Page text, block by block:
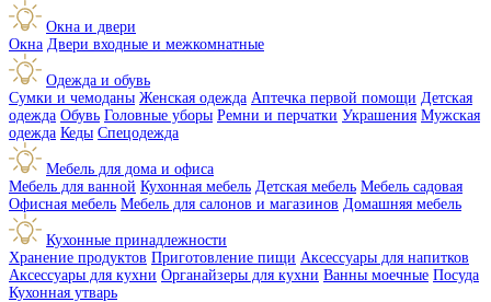
Окна и двери
Окна Двери входные и межкомнатные
Одежда и обувь
Сумки и чемоданы Женская одежда Аптечка первой помощи Детская
одежда Обувь Головные уборы Ремни и перчатки Украшения Мужская
одежда Кеды Спецодежда
Мебель для дома и офиса
Мебель для ванной Кухонная мебель Детская мебель Мебель садовая
Офисная мебель Мебель для салонов и магазинов Домашняя мебель
Кухонные принадлежности
Хранение продуктов Приготовление пищи Аксессуары для напитков
Аксессуары для кухни Органайзеры для кухни Ванны моечные Посуда
Кухонная утварь